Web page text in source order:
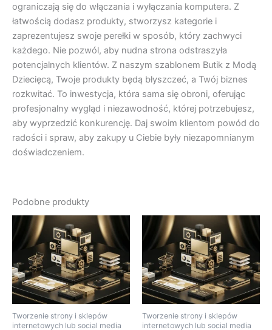
ograniczają się do włączania i wyłączania komputera. Z
łatwością dodasz produkty, stworzysz kategorie i
zaprezentujesz swoje perełki w sposób, który zachwyci
każdego. Nie pozwól, aby nudna strona odstraszyła
potencjalnych klientów. Z naszym szablonem Butik z Modą
Dziecięcą, Twoje produkty będą błyszczeć, a Twój biznes
rozkwitać. To inwestycja, która sama się obroni, oferując
profesjonalny wygląd i niezawodność, której potrzebujesz,
aby wyprzedzić konkurencję. Daj swoim klientom powód do
radości i spraw, aby zakupy u Ciebie były niezapomnianym
doświadczeniem.
Podobne produkty
Tworzenie strony i sklepów
internetowych lub social media
Tworzenie strony i sklepów
internetowych lub social media